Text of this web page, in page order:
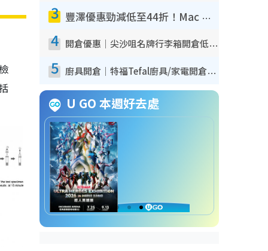
3 豐澤優惠勁減低至44折！Mac mini/iPhone17Pro大減價！廚房家電$220起
4 開倉優惠｜尖沙咀名牌行李箱開倉低至4折！一連5日 American Tourister/ace./Hallmark $200起！
5 廚具開倉｜特福Tefal廚具/家電開倉低至3折！$220起買平底鍋/炒鑊/湯煲！電飯煲/吸塵機/燙斗$418起
U GO 本週好去處